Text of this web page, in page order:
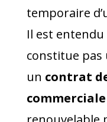
temporaire
Il est
constitue pas
un contrat